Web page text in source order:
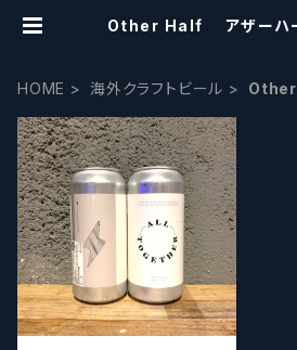
Other Half アザーハ
HOME 海外クラフトビール